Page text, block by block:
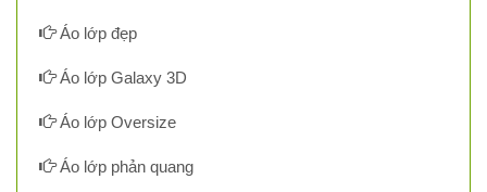
Áo lớp đẹp
Áo lớp Galaxy 3D
Áo lớp Oversize
Áo lớp phản quang